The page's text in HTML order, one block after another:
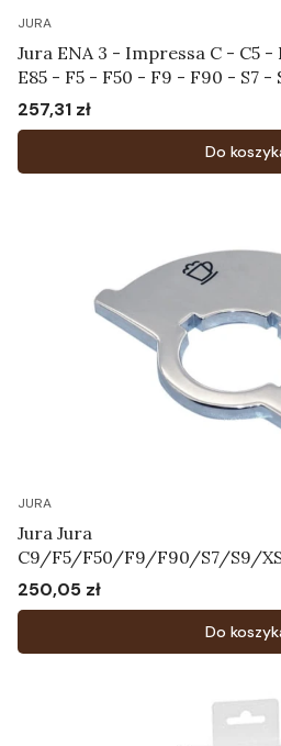
JURA
Jura ENA 3 - Impressa C - C5 - E10 - E20 - E25 - E80 -
E85 - F5 - F50 - F9 - F90 - S7 - S9 -
XF70 - XS90 - XS95 - Rurka do
Art.65641
Cena
257,31 zł
Do
JURA
Jura Jura
C9/F5/F50/F9/F90/S7/S9/
Tarcza ze skalą Art.64731
Cena
250,05 zł
Do